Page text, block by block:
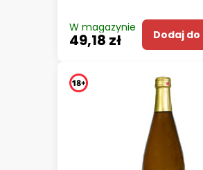
W magazynie
49,18 zł Dodaj